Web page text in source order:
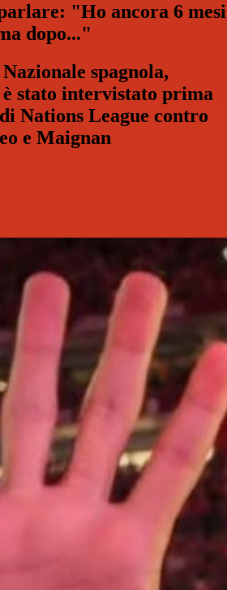
"Ho ancora 6 mesi
dopo..."
spagnola,
è stato intervistato prima
Nations League contro
e Maignan